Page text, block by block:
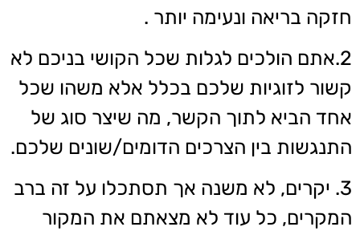
חזקה בריאה ונעימה יותר .
2.אתם הולכים לגלות שכל הקושי בניכם לא
קשור לזוגיות שלכם בכלל אלא משהו שכל
אחד הביא לתוך הקשר, מה שיצר סוג של
התנגשות בין הצרכים הדומים/שונים שלכם.
3. יקרים, לא משנה אך תסתכלו על זה ברב
המקרים, כל עוד לא מצאתם את המקור